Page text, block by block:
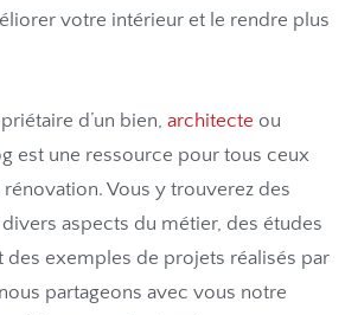
votre intérieur et le rendre plus
d’un bien, architecte ou
est une ressource pour tous ceux
rénovation. Vous y trouverez des
aspects du métier, des études
des exemples de projets réalisés par
partageons avec vous notre